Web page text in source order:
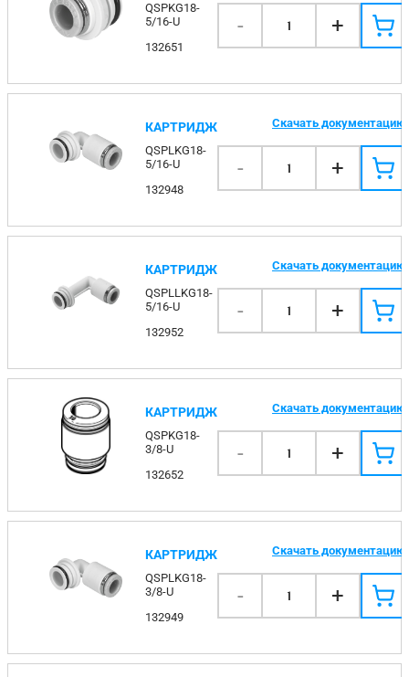
QSPKG18-
5/16-U
132651
- 1 +
КАРТРИДЖ
QSPLKG18-
5/16-U
132948
Скачать документацию
- 1 +
КАРТРИДЖ
QSPLLKG18-
5/16-U
132952
Скачать документацию
- 1 +
КАРТРИДЖ
QSPKG18-
3/8-U
132652
Скачать документацию
- 1 +
КАРТРИДЖ
QSPLKG18-
3/8-U
132949
Скачать документацию
- 1 +